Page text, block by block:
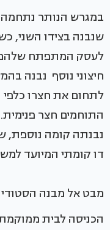
במגרש הנותר
שנבנה בצידו השני,
חיצוני נוסף נבנה
לתחום את חצרו כלפי
התוחמים חצר
נבנתה קומה נוספת,
דו קומתי המיועד למשפחה
מבט אל מבנה
הכניסה לבית